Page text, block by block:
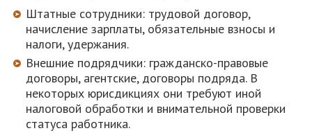
Штатные сотрудники: трудовой договор,
начисление зарплаты, обязательные взносы и
налоги, удержания.
Внешние подрядчики: гражданско-правовые
договоры, агентские, договоры подряда. В
некоторых юрисдикциях они требуют иной
налоговой обработки и внимательной проверки
статуса работника.